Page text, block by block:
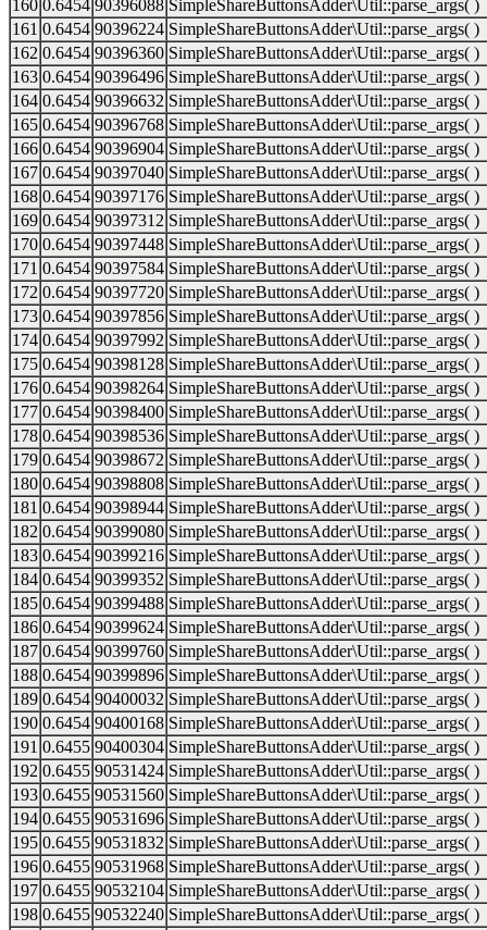
160 0.6454 90396088 SimpleShareButtonsAdder\Util::parse_args( )
161 0.6454 90396224 SimpleShareButtonsAdder\Util::parse_args( )
162 0.6454 90396360 SimpleShareButtonsAdder\Util::parse_args( )
163 0.6454 90396496 SimpleShareButtonsAdder\Util::parse_args( )
164 0.6454 90396632 SimpleShareButtonsAdder\Util::parse_args( )
165 0.6454 90396768 SimpleShareButtonsAdder\Util::parse_args( )
166 0.6454 90396904 SimpleShareButtonsAdder\Util::parse_args( )
167 0.6454 90397040 SimpleShareButtonsAdder\Util::parse_args( )
168 0.6454 90397176 SimpleShareButtonsAdder\Util::parse_args( )
169 0.6454 90397312 SimpleShareButtonsAdder\Util::parse_args( )
170 0.6454 90397448 SimpleShareButtonsAdder\Util::parse_args( )
171 0.6454 90397584 SimpleShareButtonsAdder\Util::parse_args( )
172 0.6454 90397720 SimpleShareButtonsAdder\Util::parse_args( )
173 0.6454 90397856 SimpleShareButtonsAdder\Util::parse_args( )
174 0.6454 90397992 SimpleShareButtonsAdder\Util::parse_args( )
175 0.6454 90398128 SimpleShareButtonsAdder\Util::parse_args( )
176 0.6454 90398264 SimpleShareButtonsAdder\Util::parse_args( )
177 0.6454 90398400 SimpleShareButtonsAdder\Util::parse_args( )
178 0.6454 90398536 SimpleShareButtonsAdder\Util::parse_args( )
179 0.6454 90398672 SimpleShareButtonsAdder\Util::parse_args( )
180 0.6454 90398808 SimpleShareButtonsAdder\Util::parse_args( )
181 0.6454 90398944 SimpleShareButtonsAdder\Util::parse_args( )
182 0.6454 90399080 SimpleShareButtonsAdder\Util::parse_args( )
183 0.6454 90399216 SimpleShareButtonsAdder\Util::parse_args( )
184 0.6454 90399352 SimpleShareButtonsAdder\Util::parse_args( )
185 0.6454 90399488 SimpleShareButtonsAdder\Util::parse_args( )
186 0.6454 90399624 SimpleShareButtonsAdder\Util::parse_args( )
187 0.6454 90399760 SimpleShareButtonsAdder\Util::parse_args( )
188 0.6454 90399896 SimpleShareButtonsAdder\Util::parse_args( )
189 0.6454 90400032 SimpleShareButtonsAdder\Util::parse_args( )
190 0.6454 90400168 SimpleShareButtonsAdder\Util::parse_args( )
191 0.6455 90400304 SimpleShareButtonsAdder\Util::parse_args( )
192 0.6455 90531424 SimpleShareButtonsAdder\Util::parse_args( )
193 0.6455 90531560 SimpleShareButtonsAdder\Util::parse_args( )
194 0.6455 90531696 SimpleShareButtonsAdder\Util::parse_args( )
195 0.6455 90531832 SimpleShareButtonsAdder\Util::parse_args( )
196 0.6455 90531968 SimpleShareButtonsAdder\Util::parse_args( )
197 0.6455 90532104 SimpleShareButtonsAdder\Util::parse_args( )
198 0.6455 90532240 SimpleShareButtonsAdder\Util::parse_args( )